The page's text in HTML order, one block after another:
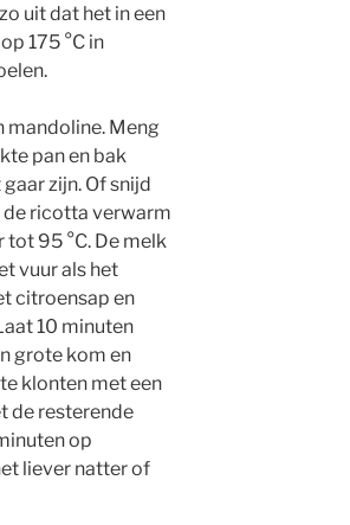
uit dat het in een
175 °C in
mandoline. Meng
pan en bak
zijn. Of snijd
de ricotta verwarm
95 °C. De melk
vuur als het
citroensap en
10 minuten
grote kom en
klonten met een
de resterende
op
liever natter of